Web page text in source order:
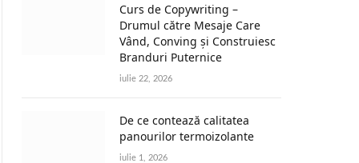
Curs de Copywriting –
Drumul către Mesaje Care
Vând, Conving și Construiesc
Branduri Puternice
iulie 22, 2026
De ce contează calitatea
panourilor termoizolante
iulie 1, 2026